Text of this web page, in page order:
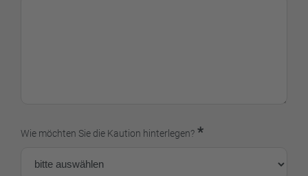
Wie möchten Sie die Kaution hinterlegen? *